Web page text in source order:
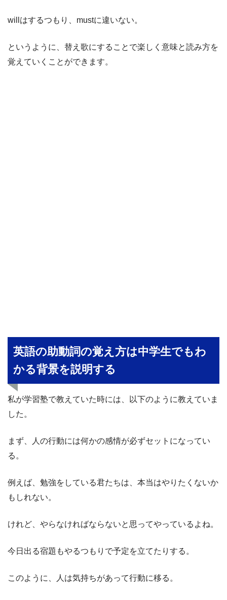
willはするつもり、mustに違いない。
というように、替え歌にすることで楽しく意味と読み方を
覚えていくことができます。
英語の助動詞の覚え方は中学生でもわ
かる背景を説明する
私が学習塾で教えていた時には、以下のように教えていま
した。
まず、人の行動には何かの感情が必ずセットになってい
る。
例えば、勉強をしている君たちは、本当はやりたくないか
もしれない。
けれど、やらなければならないと思ってやっているよね。
今日出る宿題もやるつもりで予定を立てたりする。
このように、人は気持ちがあって行動に移る。